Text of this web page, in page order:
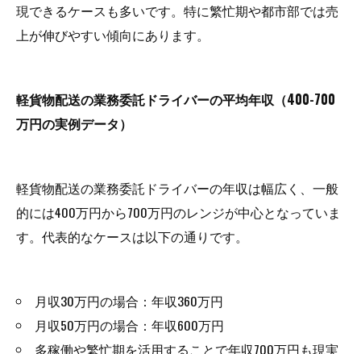
現できるケースも多いです。特に繁忙期や都市部では売
上が伸びやすい傾向にあります。
軽貨物配送の業務委託ドライバーの平均年収（400-700
万円の実例データ）
軽貨物配送の業務委託ドライバーの年収は幅広く、一般
的には400万円から700万円のレンジが中心となっていま
す。代表的なケースは以下の通りです。
月収30万円の場合：年収360万円
月収50万円の場合：年収600万円
多稼働や繁忙期を活用することで年収700万円も現実